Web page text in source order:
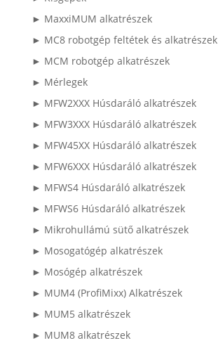
► MaxxiMUM alkatrészek
► MC8 robotgép feltétek és alkatrészek
► MCM robotgép alkatrészek
► Mérlegek
► MFW2XXX Húsdaráló alkatrészek
► MFW3XXX Húsdaráló alkatrészek
► MFW45XX Húsdaráló alkatrészek
► MFW6XXX Húsdaráló alkatrészek
► MFWS4 Húsdaráló alkatrészek
► MFWS6 Húsdaráló alkatrészek
► Mikrohullámú sütő alkatrészek
► Mosogatógép alkatrészek
► Mosógép alkatrészek
► MUM4 (ProfiMixx) Alkatrészek
► MUM5 alkatrészek
► MUM8 alkatrészek